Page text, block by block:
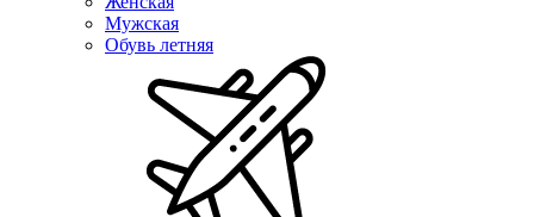
Мужская
Обувь летняя